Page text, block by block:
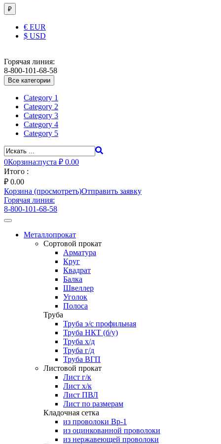
₽
€ EUR
$ USD
Горячая линия:
8-800-101-68-58
Все категории
Category 1
Category 2
Category 3
Category 4
Category 5
0Корзина:пуста ₽ 0.00
Итого :
₽ 0.00
Корзина (просмотреть)Отправить заявку
Горячая линия:
8-800-101-68-58
Toggle
navigationМеталлопрокат
Сортовой прокат
Арматура
Круг
Квадрат
Балка
Швеллер
Уголок
Полоса
Труба
Труба э/с профильная
Труба НКТ (б/у)
Труба х/д
Труба г/д
Труба ВГП
Листовой прокат
Лист г/к
Лист х/к
Лист ПВЛ
Лист по размерам
Кладочная сетка
из проволоки Вр-1
из оцинкованной проволоки
из нержавеющей проволоки